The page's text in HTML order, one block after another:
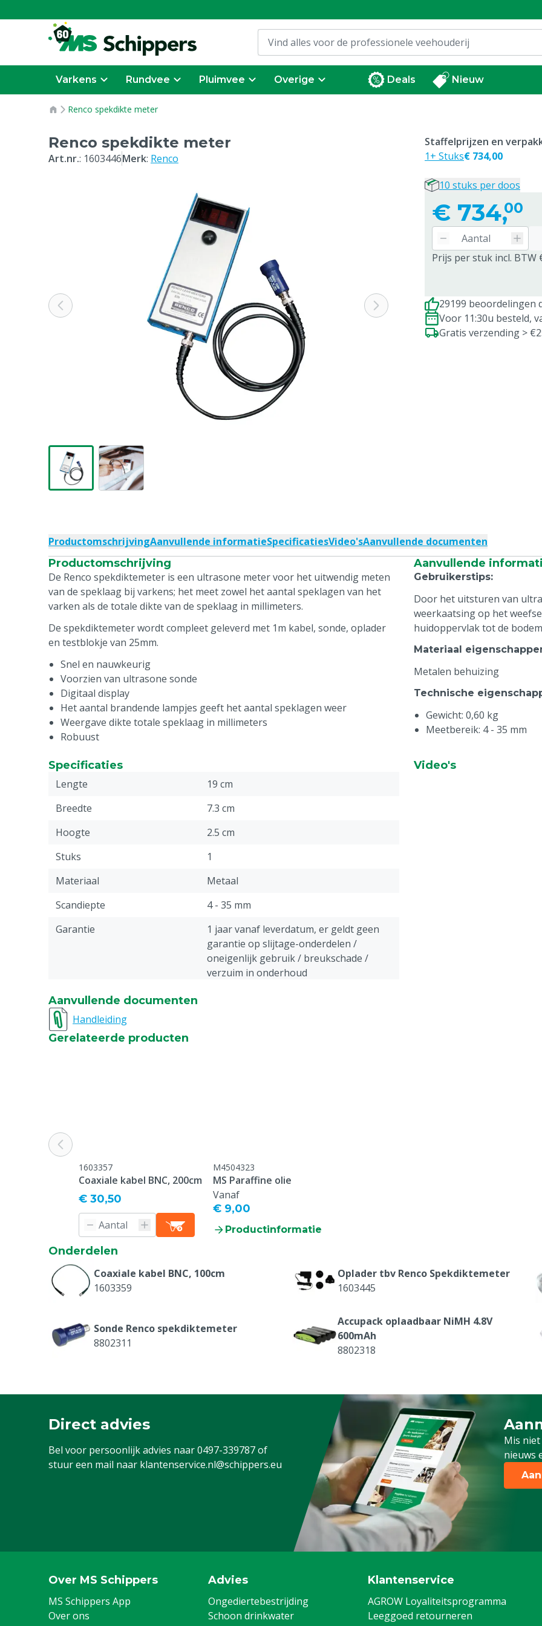
Varkens Rundvee Pluimvee Overige Deals Nieuw
Renco spekdikte meter
Renco spekdikte meter
Art.nr.: 1603446Merk: Renco
€ 734,00
Prijs per stuk incl. BTW
Staffelprijzen en
1+ Stuks€ 734,00
10 stuks per doos
29199 beoordelingen
Voor 11:30u besteld,
Gratis verzending >
ProductomschrijvingAanvullende informatieSpecificatiesVideo'sAanvullende documenten
Productomschrijving
De Renco spekdiktemeter is een ultrasone meter voor het uitwendig meten
van de speklaag bij varkens; het meet zowel het aantal speklagen van het
varken als de totale dikte van de speklaag in millimeters.
De spekdiktemeter wordt compleet geleverd met 1m kabel, sonde, oplader
en testblokje van 25mm.
Snel en nauwkeurig
Voorzien van ultrasone sonde
Digitaal display
Het aantal brandende lampjes geeft het aantal speklagen weer
Weergave dikte totale speklaag in millimeters
Robuust
Aanvullende
Gebruikerstips:
Door het uitsturen van
weerkaatsing op het
huidoppervlak tot de
Materiaal
Metalen behuizing
Technische
Gewicht: 0,60 kg
Meetbereik: 4 - 35 mm
Specificaties
Lengte
19 cm
Breedte
7.3 cm
Hoogte
2.5 cm
Stuks
1
Materiaal
Metaal
Scandiepte
4 - 35 mm
Garantie
1 jaar vanaf leverdatum, er geldt geen
garantie op slijtage-onderdelen /
oneigenlijk gebruik / breukschade /
verzuim in onderhoud
Documentatie toelichting
Gewicht
Schakelaar
Video's
Aanvullende documenten
Handleiding
Gerelateerde producten
1603357
Coaxiale kabel BNC, 200cm
€ 30,50
M4504323
MS Paraffine olie
Vanaf
€ 9,00
Productinformatie
Onderdelen
Coaxiale kabel BNC, 100cm
1603359
Oplader tbv Renco Spekdiktemeter
1603445
Sonde Renco spekdiktemeter
8802311
Accupack oplaadbaar NiMH 4.8V
600mAh
8802318
Direct advies
Bel voor persoonlijk advies naar0497-339787of
stuur een mail naar klantenservice.nl@schippers.eu
Mis
nieuws
Schrijf
Over MS Schippers
MS Schippers App
Over ons
Advies
Ongediertebestrijding
Schoon drinkwater
Klantenservice
AGROW Loyaliteitsprogramma
Leeggoed retourneren